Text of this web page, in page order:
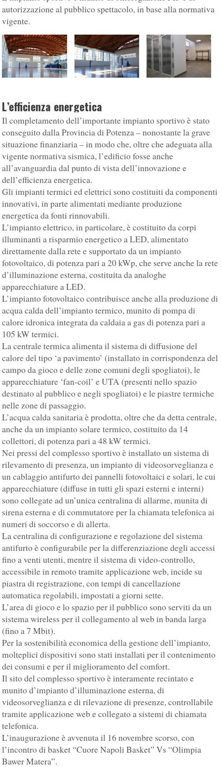
autorizzazione al pubblico spettacolo, in base alla normativa
vigente.
L’efficienza energetica
Il completamento dell’importante impianto sportivo è stato
conseguito dalla Provincia di Potenza – nonostante la grave
situazione finanziaria – in modo che, oltre che adeguata alla
vigente normativa sismica, l’edificio fosse anche
all’avanguardia dal punto di vista dell’innovazione e
dell’efficienza energetica.
Gli impianti termici ed elettrici sono costituiti da componenti
innovativi, in parte alimentati mediante produzione
energetica da fonti rinnovabili.
L’impianto elettrico, in particolare, è costituito da corpi
illuminanti a risparmio energetico a LED, alimentato
direttamente dalla rete e supportato da un impianto
fotovoltaico, di potenza pari a 20 kWp, che serve anche la rete
d’illuminazione esterna, costituita da analoghe
apparecchiature a LED.
L’impianto fotovoltaico contribuisce anche alla produzione di
acqua calda dell’impianto termico, munito di pompa di
calore idronica integrata da caldaia a gas di potenza pari a
105 kW termici.
La centrale termica alimenta il sistema di diffusione del
calore del tipo ‘a pavimento’ (installato in corrispondenza del
campo da gioco e delle zone comuni degli spogliatoi), le
apparecchiature ‘fan-coil’ e UTA (presenti nello spazio
destinato al pubblico e negli spogliatoi) e le piastre termiche
nelle zone di passaggio.
L’acqua calda sanitaria è prodotta, oltre che da detta centrale,
anche da un impianto solare termico, costituito da 14
collettori, di potenza pari a 48 kW termici.
Nei pressi del complesso sportivo è installato un sistema di
rilevamento di presenza, un impianto di videosorveglianza e
un cablaggio antifurto dei pannelli fotovoltaici e solari, le cui
apparecchiature (diffuse in tutti gli spazi esterni e interni)
sono collegate ad un’unica centralina di allarme, munita di
sirena esterna e di commutatore per la chiamata telefonica ai
numeri di soccorso e di allerta.
La centralina di configurazione e regolazione del sistema
antifurto è configurabile per la differenziazione degli accessi
fino a venti utenti, mentre il sistema di video-controllo,
accessibile in remoto tramite applicazione web, incide su
piastra di registrazione, con tempi di cancellazione
automatica regolabili, impostati a giorni sette.
L’area di gioco e lo spazio per il pubblico sono serviti da un
sistema wireless per il collegamento al web in banda larga
(fino a 7 Mbit).
Per la sostenibilità economica della gestione dell’impianto,
molteplici dispositivi sono stati installati per il contenimento
dei consumi e per il miglioramento del comfort.
Il sito del complesso sportivo è interamente recintato e
munito d’impianto d’illuminazione esterna, di
videosorveglianza e di rilevazione di presenze, controllabile
tramite applicazione web e collegato a sistemi di chiamata
telefonica.
L’inaugurazione è avvenuta il 16 novembre scorso, con
l’incontro di basket “Cuore Napoli Basket” Vs “Olimpia
Bawer Matera”.